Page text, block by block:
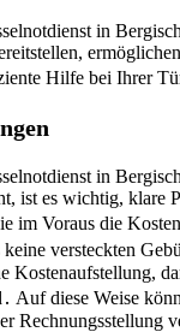
in
Hilfe bei Ihrer
in
ist es wichtig, klare
im Voraus die
keine versteckten
Kostenaufstellung,
Auf diese Weise
Rechnungsstellung